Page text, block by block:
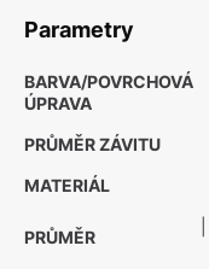
Parametry
BARVA/POVRCHOVÁ
ÚPRAVA
PRŮMĚR ZÁVITU
MATERIÁL
PRŮMĚR